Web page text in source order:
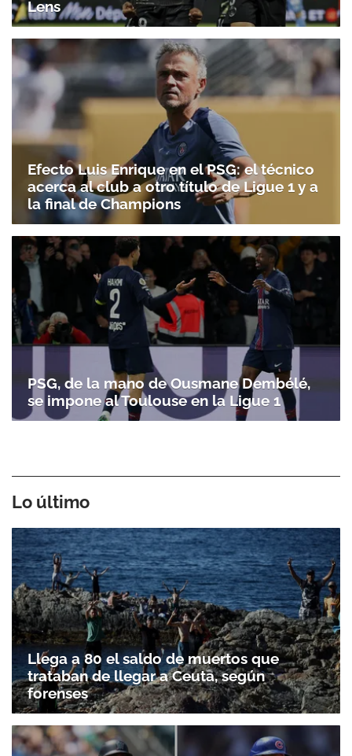
Lens
Efecto Luis Enrique en el PSG: el técnico
acerca al club a otro título de Ligue 1 y a
la final de Champions
PSG, de la mano de Ousmane Dembélé,
se impone al Toulouse en la Ligue 1
Lo último
Llega a 80 el saldo de muertos que
trataban de llegar a Ceuta, según
forenses